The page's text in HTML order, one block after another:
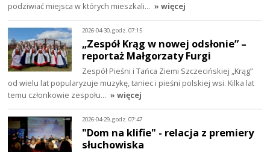
podziwiać miejsca w których mieszkali… » więcej
2026-04-30, godz. 07:15
„Zespół Krąg w nowej odsłonie” –
reportaż Małgorzaty Furgi
Zespół Pieśni i Tańca Ziemi Szczecińskiej „Krąg”
od wielu lat popularyzuje muzykę, taniec i pieśni polskiej wsi. Kilka lat
temu członkowie zespołu… » więcej
2026-04-29, godz. 07:47
"Dom na klifie" - relacja z premiery
słuchowiska